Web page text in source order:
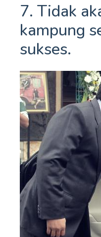
7. Tidak
kampung
sukses.